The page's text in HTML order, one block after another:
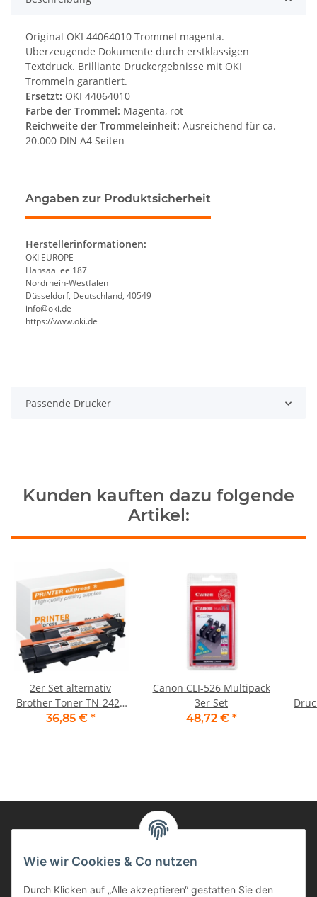
Original OKI 44064010 Trommel magenta.
Überzeugende Dokumente durch erstklassigen
Textdruck. Brilliante Druckergebnisse mit OKI
Trommeln garantiert.
Ersetzt: OKI 44064010
Farbe der Trommel: Magenta, rot
Reichweite der Trommeleinheit: Ausreichend für ca.
20.000 DIN A4 Seiten
Angaben zur Produktsicherheit
Herstellerinformationen:
OKI EUROPE
Hansaallee 187
Nordrhein-Westfalen
Düsseldorf, Deutschland, 40549
info@oki.de
https://www.oki.de
Passende Drucker
Kunden kauften dazu folgende
Artikel:
2er Set alternativ
Brother Toner TN-2420
XXL Schwarz mit Chip
36,85 € *
Canon CLI-526 Multipack
3er Set
48,72 € *
Informationen
Kunden Service
Wie wir Cookies & Co nutzen
Durch Klicken auf „Alle akzeptieren“ gestatten Sie den